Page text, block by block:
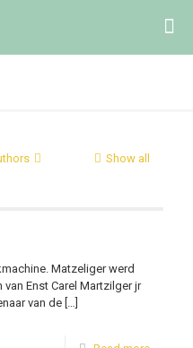
Show all
Matzeliger werd
Enst Carel Martzilger jr
van de […]